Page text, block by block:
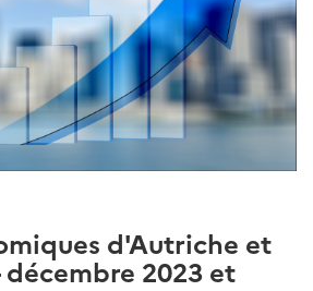
d'Autriche et
décembre 2023 et